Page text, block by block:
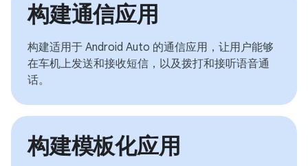
构建通信应用
构建适用于 Android Auto 的通信应用，让用户能够
在车机上发送和接收短信，以及拨打和接听语音通
话。
构建模板化应用